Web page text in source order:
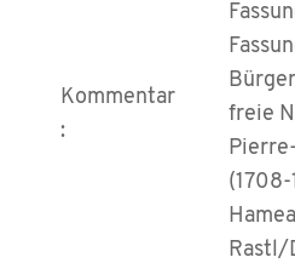
Kommentar
:
freie
(1708-
Rastl/